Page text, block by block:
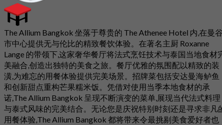
The Allium Bangkok 坐落于尊贵的 The Athenee Hotel 内,在曼
市中心提供无与伦比的精致餐饮体验。在著名主厨 Roxanne
Lange 的带领下,这家奢华餐厅将法式烹饪技术与泰国当地食材
美融合,创造出独特的美食之旅。餐厅优雅的氛围配以精致的装
潢,为难忘的用餐体验提供完美场景。招牌菜包括安达曼海鲈鱼
和创新甜点重构芒果糯米饭。凭借对使用当季本地食材的承
诺,The Allium Bangkok 呈现不断演变的菜单,展现当代法式料理
与泰式风味的完美结合。无论您是庆祝特别时刻还是寻求非凡
用餐体验,The Allium Bangkok 都将带来令最挑剔美食爱好者也